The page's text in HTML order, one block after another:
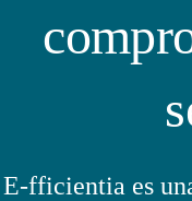
E-fficientia es